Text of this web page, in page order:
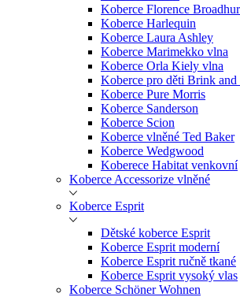
Koberce Florence
Koberce Harlequin
Koberce Laura Ashley
Koberce Marimekko vlna
Koberce Orla Kiely vlna
Koberce pro děti Brink and
Koberce Pure Morris
Koberce Sanderson
Koberce Scion
Koberce vlněné Ted Baker
Koberce Wedgwood
Koberece Habitat venkovní
Koberce Accessorize vlněné
Koberce Esprit
Dětské koberce Esprit
Koberce Esprit moderní
Koberce Esprit ručně tkané
Koberce Esprit vysoký vlas
Koberce Schöner Wohnen